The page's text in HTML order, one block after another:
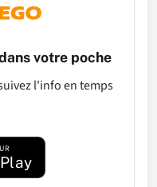
votre poche
l'info en temps